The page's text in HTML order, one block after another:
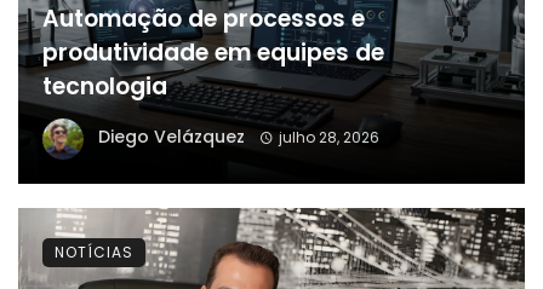
Automação de processos e
produtividade em equipes de
tecnologia
Diego Velázquez julho 28, 2026
NOTÍCIAS